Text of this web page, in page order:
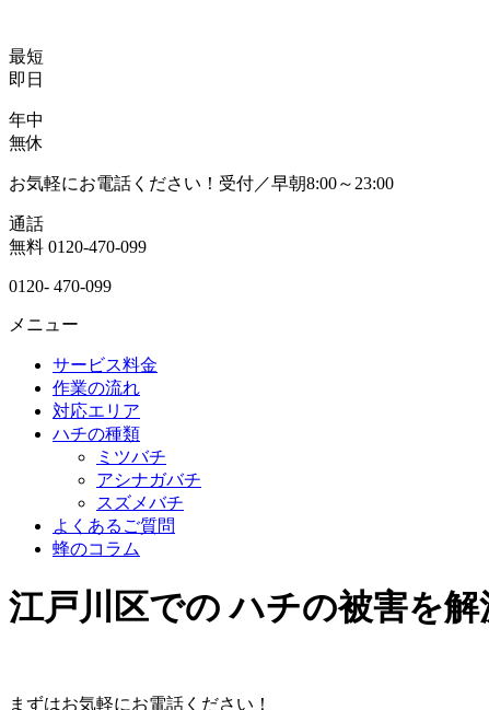
最短
即日
年中
無休
お気軽にお電話ください！受付／早朝8:00～23:00
通話
無料 0120-470-099
0120- 470-099
メニュー
サービス料金
作業の流れ
対応エリア
ハチの種類
ミツバチ
アシナガバチ
スズメバチ
よくあるご質問
蜂のコラム
江戸川区での ハチの被害を解
まずはお気軽にお電話ください！